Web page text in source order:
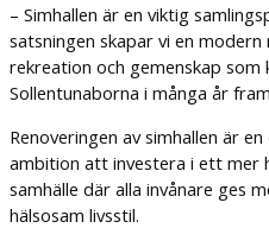
– Simhallen är en viktig
satsningen skapar vi en
rekreation och gemenskap
Sollentunaborna i många år
Renoveringen av simhallen är
ambition att investera i ett mer
samhälle där alla invånare ges
hälsosam livsstil.